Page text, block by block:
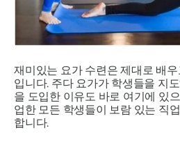
재미있는 요가 수련은 제대로 배
입니다. 주다 요가가 학생들을 지
을 도입한 이유도 바로 여기에 있
업한 모든 학생들이 보람 있는 직
합니다.